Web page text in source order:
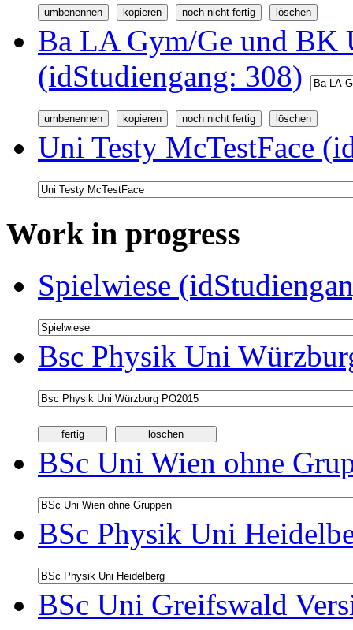
Ba LA Gym/Ge und BK
(idStudiengang: 308)
Uni Testy McTestFace
Work in progress
Spielwiese
Bsc Physik Uni
BSc Uni Wien ohne
BSc Physik Uni
BSc Uni Greifswald